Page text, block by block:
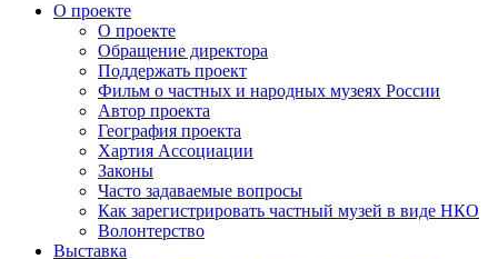
О проекте
О проекте
Обращение директора
Поддержать проект
Фильм о частных и народных музеях России
Автор проекта
География проекта
Хартия Ассоциации
Законы
Часто задаваемые вопросы
Как зарегистрировать частный музей в виде НКО
Волонтерство
Выставка